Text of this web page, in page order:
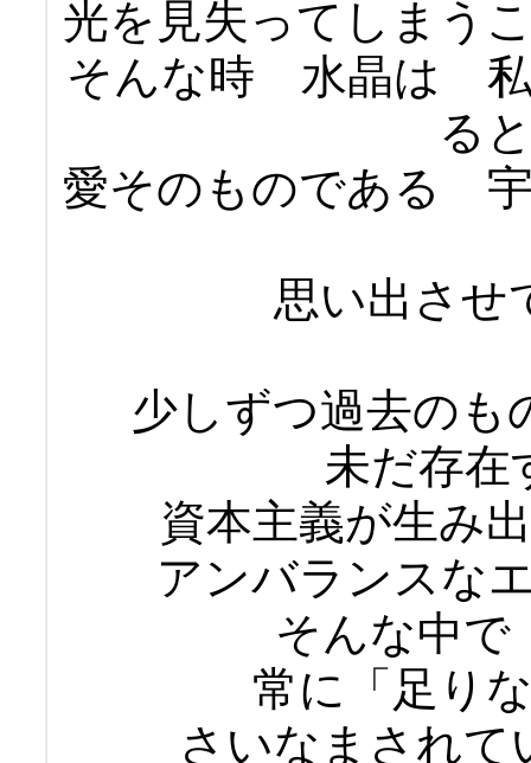
光を見失ってしまう
そんな時 水晶は 私
る
愛そのものである
思い出させ
少しずつ過去のも
未だ存在
資本主義が生み
アンバランスな
そんな中
常に「足り
さいなまされて